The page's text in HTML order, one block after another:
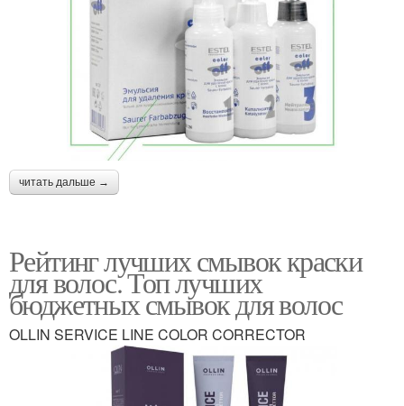
читать дальше →
Рейтинг лучших смывок краски
для волос. Топ лучших
бюджетных смывок для волос
OLLIN SERVICE LINE COLOR CORRECTOR